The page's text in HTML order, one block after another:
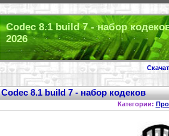
Codec 8.1 build 7 - набор
2026
Codec 8.1 build 7 - набор кодеков
Категории: